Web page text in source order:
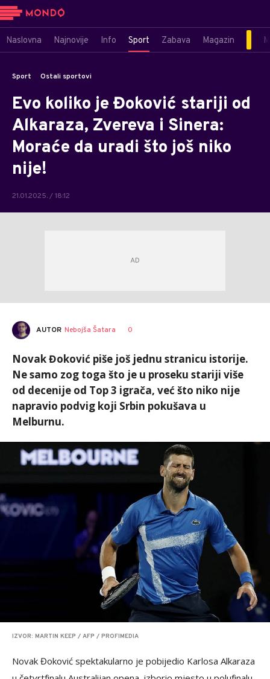
Naslovna Najnovije Info Sport Zabava Magazin
Sport Ostali sportovi
Evo koliko je Đoković stariji od
Alkaraza, Zvereva i Sinera:
Moraće da uradi što još niko
nije!
21.01.2025. / 18:12
AUTOR Nebojša Šatara 0
Novak Đoković piše još jednu stranicu istorije.
Ne samo zog toga što je u proseku stariji više
od decenije od Top 3 igrača, već što niko nije
napravio podvig koji Srbin pokušava u
Melburnu.
IZVOR: MARTIN KEEP / AFP / PROFIMEDIA
Novak Đoković spektakularno je pobijedio Karlosa Alkaraza